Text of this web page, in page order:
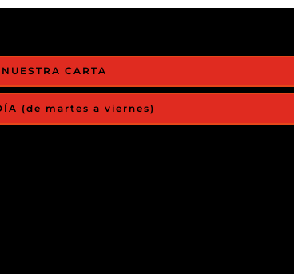
CARTA
(de martes a viernes)